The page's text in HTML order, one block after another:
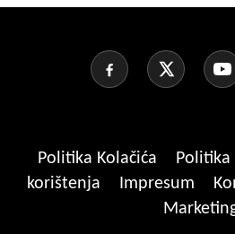
Politika Kolačića
korištenja
Impresum